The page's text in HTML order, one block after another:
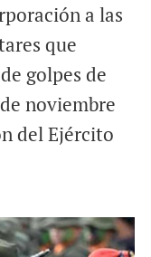
a las
que
golpes de
noviembre
del Ejército